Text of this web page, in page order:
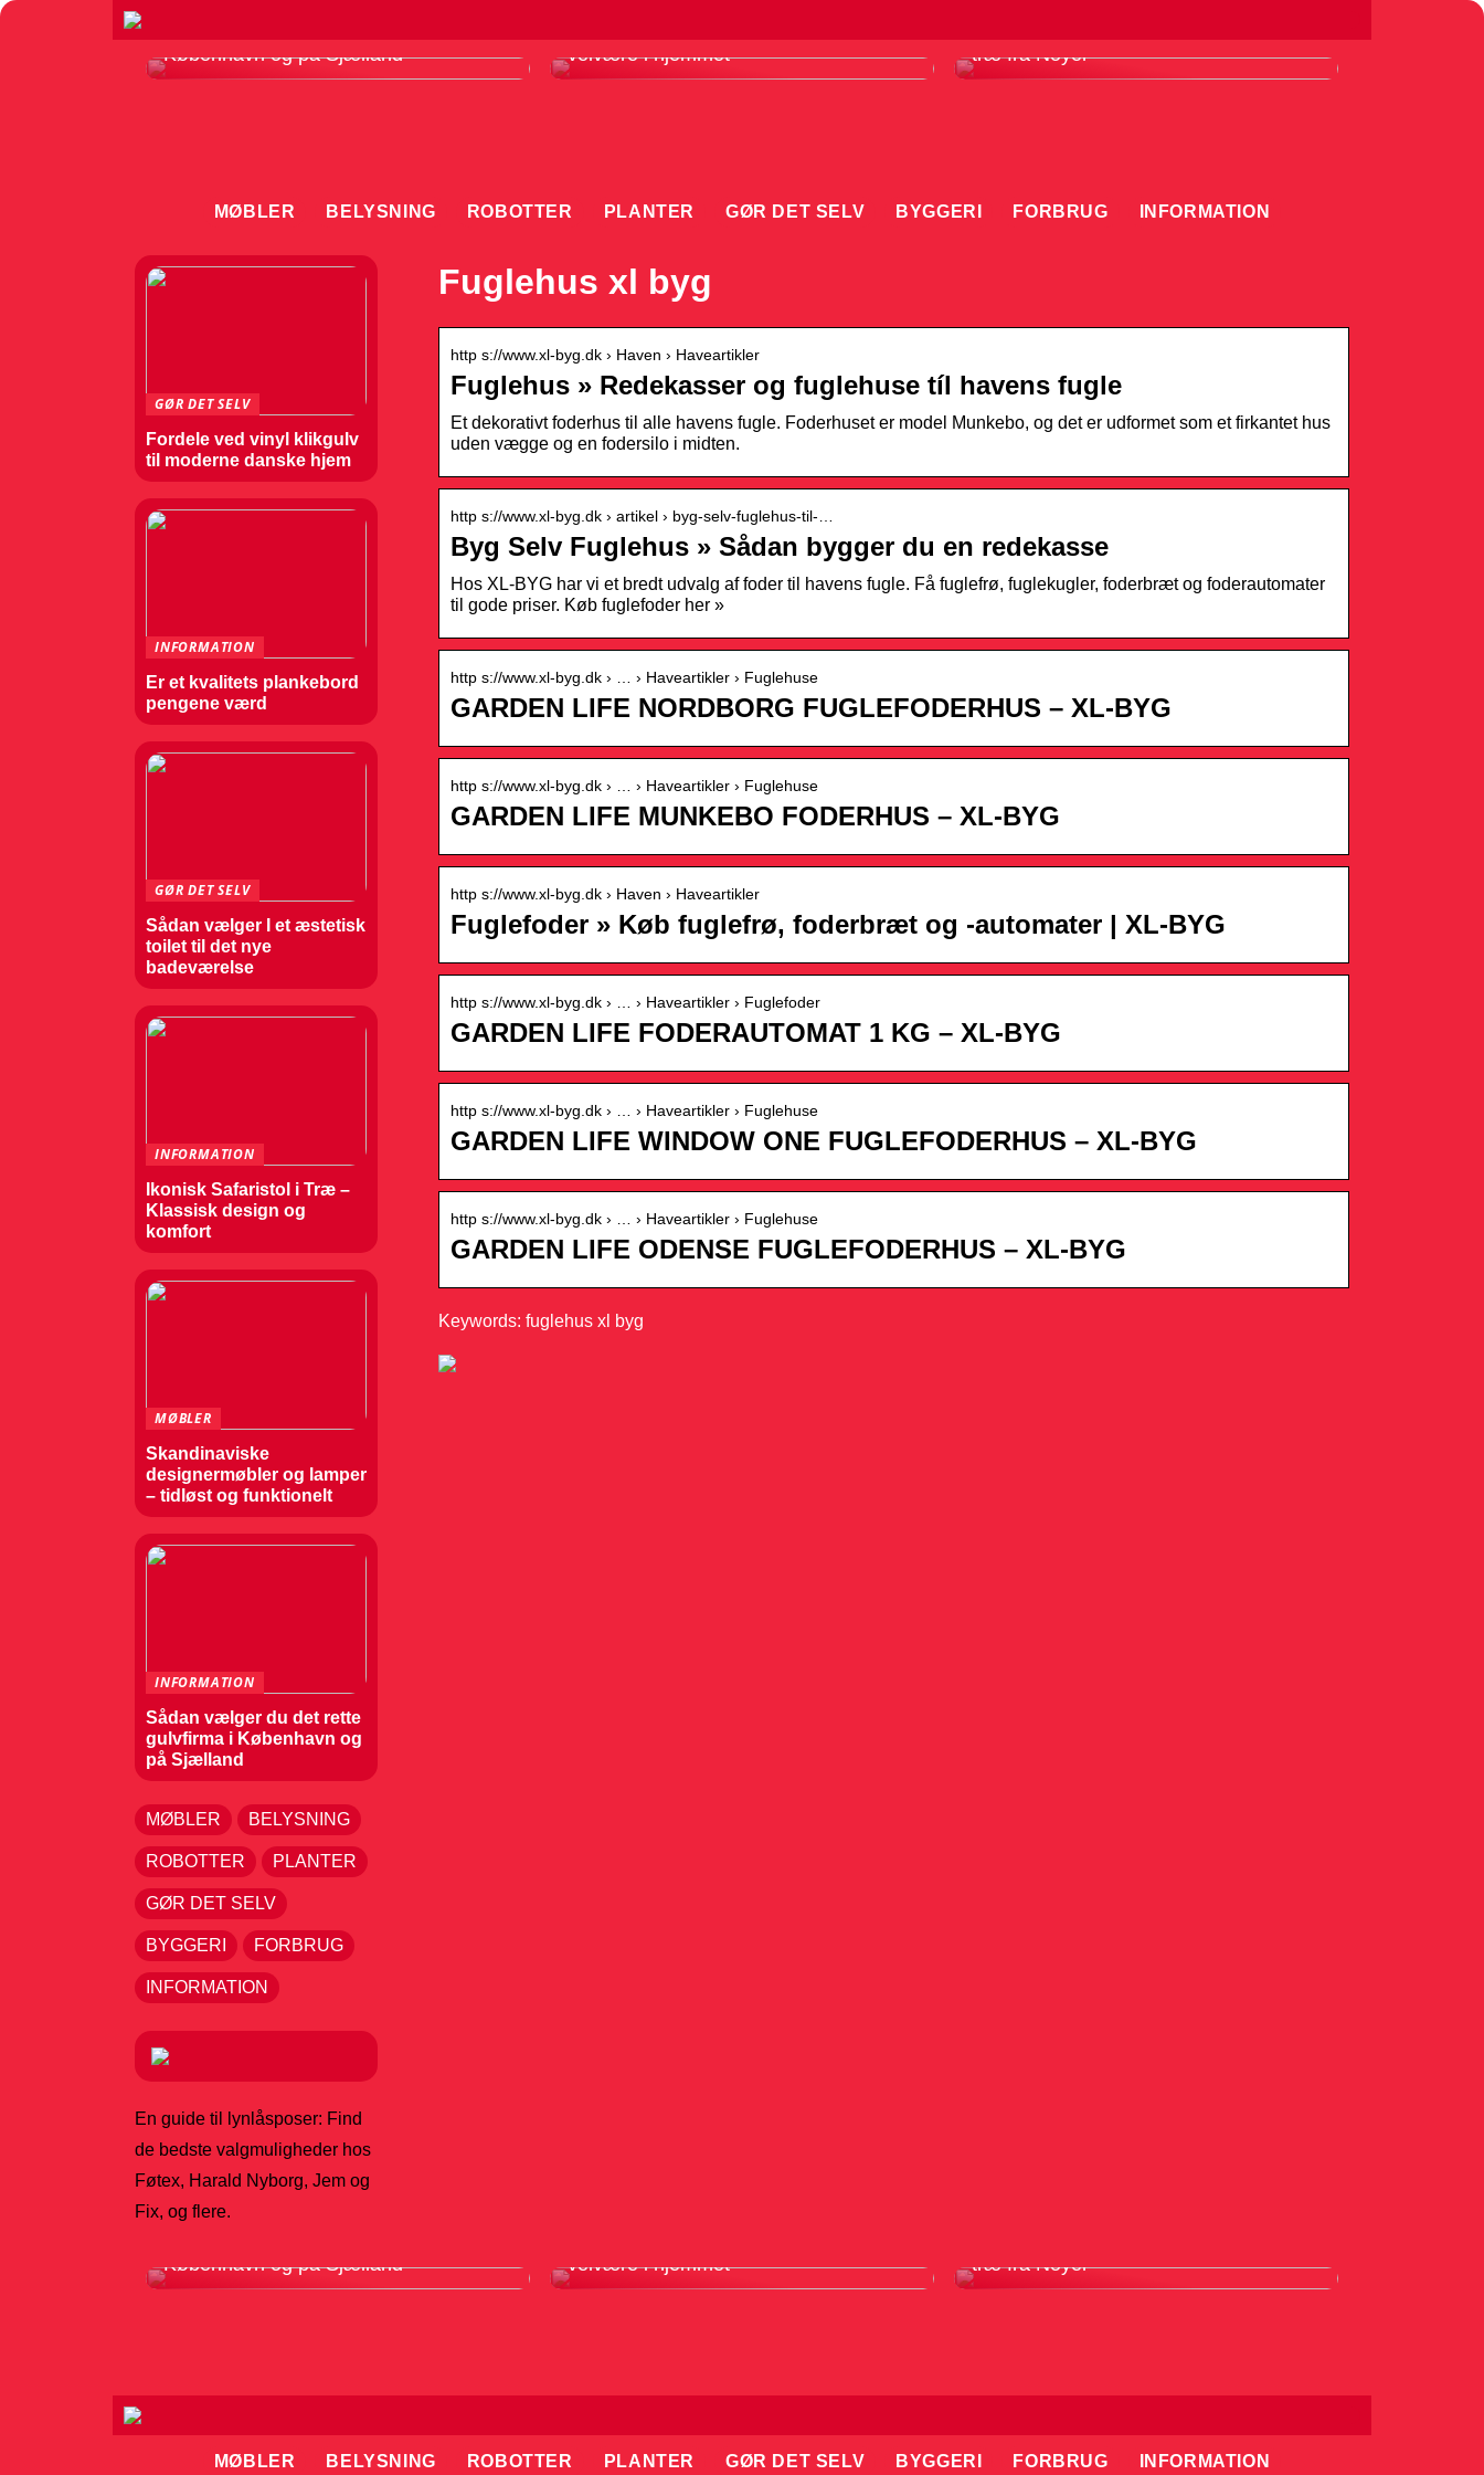
Sådan vælger du det rette gulvfirma i
København og på Sjælland
Infrarødt saunatæppe er din vej til
velvære i hjemmet
Fordele ved at bruge en knivmagnet i
træ fra Noyer
MØBLER BELYSNING ROBOTTER PLANTER GØR DET SELV BYGGERI FORBRUG INFORMATION
Fuglehus xl byg
http s://www.xl-byg.dk › Haven › Haveartikler
Fuglehus » Redekasser og fuglehuse tíl havens fugle
Et dekorativt foderhus til alle havens fugle. Foderhuset er model Munkebo, og det er udformet som et firkantet hus
uden vægge og en fodersilo i midten.
http s://www.xl-byg.dk › artikel › byg-selv-fuglehus-til-…
Byg Selv Fuglehus » Sådan bygger du en redekasse
Hos XL-BYG har vi et bredt udvalg af foder til havens fugle. Få fuglefrø, fuglekugler, foderbræt og foderautomater
til gode priser. Køb fuglefoder her »
http s://www.xl-byg.dk › … › Haveartikler › Fuglehuse
GARDEN LIFE NORDBORG FUGLEFODERHUS – XL-BYG
http s://www.xl-byg.dk › … › Haveartikler › Fuglehuse
GARDEN LIFE MUNKEBO FODERHUS – XL-BYG
http s://www.xl-byg.dk › Haven › Haveartikler
Fuglefoder » Køb fuglefrø, foderbræt og -automater | XL-BYG
http s://www.xl-byg.dk › … › Haveartikler › Fuglefoder
GARDEN LIFE FODERAUTOMAT 1 KG – XL-BYG
http s://www.xl-byg.dk › … › Haveartikler › Fuglehuse
GARDEN LIFE WINDOW ONE FUGLEFODERHUS – XL-BYG
http s://www.xl-byg.dk › … › Haveartikler › Fuglehuse
GARDEN LIFE ODENSE FUGLEFODERHUS – XL-BYG
Keywords: fuglehus xl byg
GØR DET SELV
Fordele ved vinyl klikgulv
til moderne danske hjem
INFORMATION
Er et kvalitets plankebord
pengene værd
GØR DET SELV
Sådan vælger I et æstetisk
toilet til det nye
badeværelse
INFORMATION
Ikonisk Safaristol i Træ –
Klassisk design og
komfort
MØBLER
Skandinaviske
designermøbler og lamper
– tidløst og funktionelt
INFORMATION
Sådan vælger du det rette
gulvfirma i København og
på Sjælland
MØBLER BELYSNING
ROBOTTER PLANTER
GØR DET SELV
BYGGERI FORBRUG
INFORMATION
En guide til lynlåsposer: Find
de bedste valgmuligheder hos
Føtex, Harald Nyborg, Jem og
Fix, og flere.
København og på Sjælland
velvære i hjemmet
træ fra Noyer
MØBLER BELYSNING ROBOTTER PLANTER GØR DET SELV BYGGERI FORBRUG INFORMATION